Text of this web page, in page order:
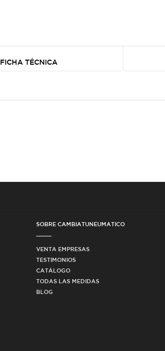
FICHA TÉCNICA
SOBRE CAMBIATUNEUMATICO
VENTA EMPRESAS
TESTIMONIOS
CATÁLOGO
TODAS LAS MEDIDAS
BLOG